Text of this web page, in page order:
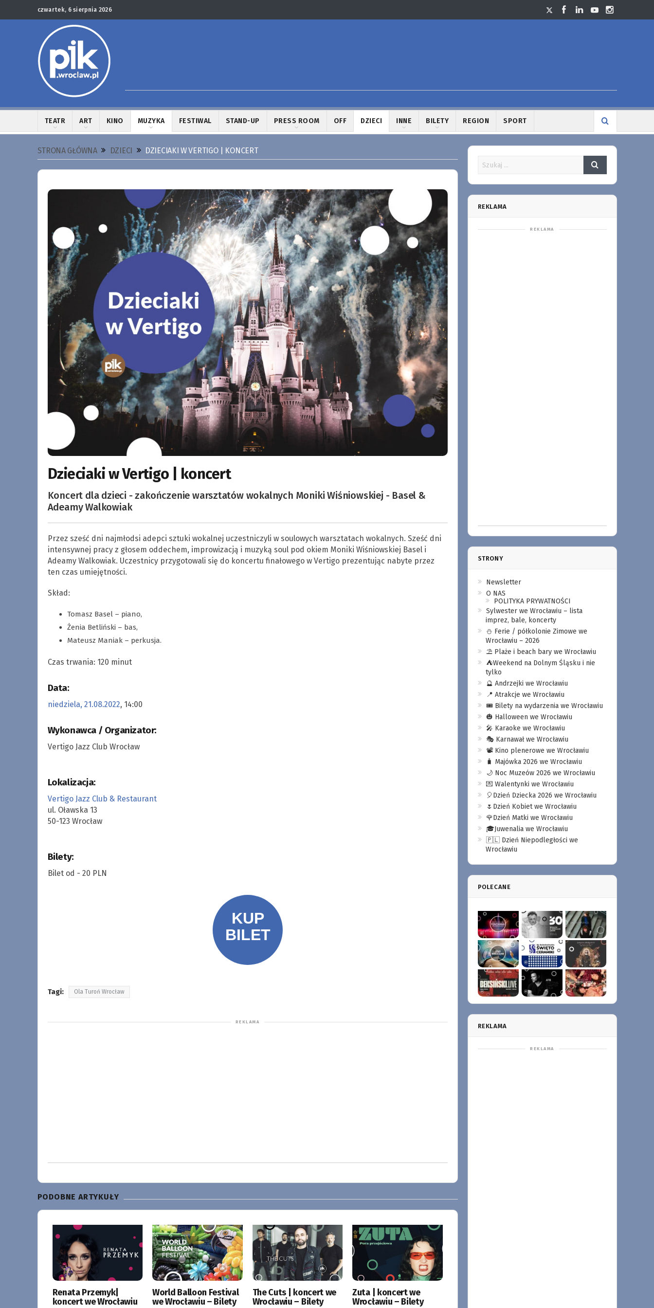
czwartek, 6 sierpnia 2026
TEATR ART KINO MUZYKA FESTIWAL STAND-UP PRESS ROOM OFF DZIECI INNE BILETY REGION SPORT
STRONA GŁÓWNA DZIECI DZIECIAKI W VERTIGO | KONCERT
Dzieciaki w Vertigo | koncert
Koncert dla dzieci - zakończenie warsztatów wokalnych Moniki Wiśniowskiej - Basel &
Adeamy Walkowiak
Przez sześć dni najmłodsi adepci sztuki wokalnej uczestniczyli w soulowych warsztatach wokalnych. Sześć dni
intensywnej pracy z głosem oddechem, improwizacją i muzyką soul pod okiem Moniki Wiśniowskiej Basel i
Adeamy Walkowiak. Uczestnicy przygotowali się do koncertu finałowego w Vertigo prezentując nabyte przez
ten czas umiejętności.
Skład:
Tomasz Basel – piano,
Żenia Betliński – bas,
Mateusz Maniak – perkusja.
Czas trwania: 120 minut
Data:
niedziela, 21.08.2022, 14:00
Wykonawca / Organizator:
Vertigo Jazz Club Wrocław
Lokalizacja:
Vertigo Jazz Club & Restaurant
ul. Oławska 13
50-123 Wrocław
Bilety:
Bilet od - 20 PLN
Tagi: Ola Turoń Wrocław
PODOBNE ARTYKUŁY
Renata Przemyk|
koncert we Wrocławiu
World Balloon Festival
we Wrocławiu – Bilety
The Cuts | koncert we
Wrocławiu – Bilety
Zuta | koncert we
Wrocławiu – Bilety
REKLAMA
STRONY
Newsletter
O NAS
POLITYKA PRYWATNOŚCI
Sylwester we Wrocławiu – lista
imprez, bale, koncerty
⛄️ Ferie / półkolonie Zimowe we
Wrocławiu – 2026
⛱️ Plaże i beach bary we Wrocławiu
⛺️Weekend na Dolnym Śląsku i nie
tylko
🔮 Andrzejki we Wrocławiu
📍 Atrakcje we Wrocławiu
🎟️ Bilety na wydarzenia we Wrocławiu
🎃 Halloween we Wrocławiu
🎤 Karaoke we Wrocławiu
🎭 Karnawał we Wrocławiu
📽️ Kino plenerowe we Wrocławiu
🧳 Majówka 2026 we Wrocławiu
🌙 Noc Muzeów 2026 we Wrocławiu
💌 Walentynki we Wrocławiu
🎈Dzień Dziecka 2026 we Wrocławiu
🌷Dzień Kobiet we Wrocławiu
🌹Dzień Matki we Wrocławiu
🎓Juwenalia we Wrocławiu
🇵🇱 Dzień Niepodległości we
Wrocławiu
POLECANE
REKLAMA